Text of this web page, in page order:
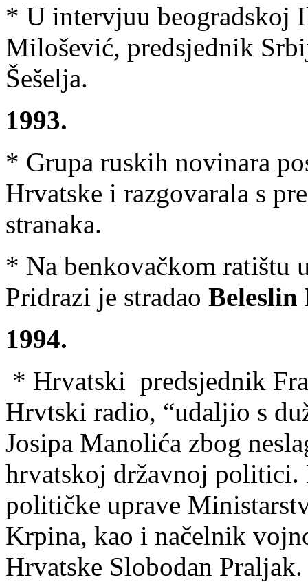
* U intervjuu beogradskoj
Milošević, predsjednik
Šešelja.
1993.
* Grupa ruskih novinara
Hrvatske i razgovarala s
stranaka.
* Na benkovačkom ratištu
Pridrazi je stradao Beleslin
1994.
* Hrvatski predsjednik
Hrvtski radio, “udaljio s
Josipa Manolića zbog
hrvatskoj državnoj politici.
političke uprave
Krpina, kao i načelnik
Hrvatske Slobodan Praljak.